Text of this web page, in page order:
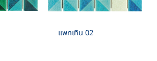
แพทเทิน 02